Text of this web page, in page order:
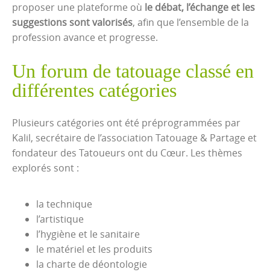
proposer une plateforme où le débat, l’échange et les
suggestions sont valorisés, afin que l’ensemble de la
profession avance et progresse.
Un forum de tatouage classé en
différentes catégories
Plusieurs catégories ont été préprogrammées par
Kalil, secrétaire de l’association Tatouage & Partage et
fondateur des Tatoueurs ont du Cœur. Les thèmes
explorés sont :
la technique
l’artistique
l’hygiène et le sanitaire
le matériel et les produits
la charte de déontologie